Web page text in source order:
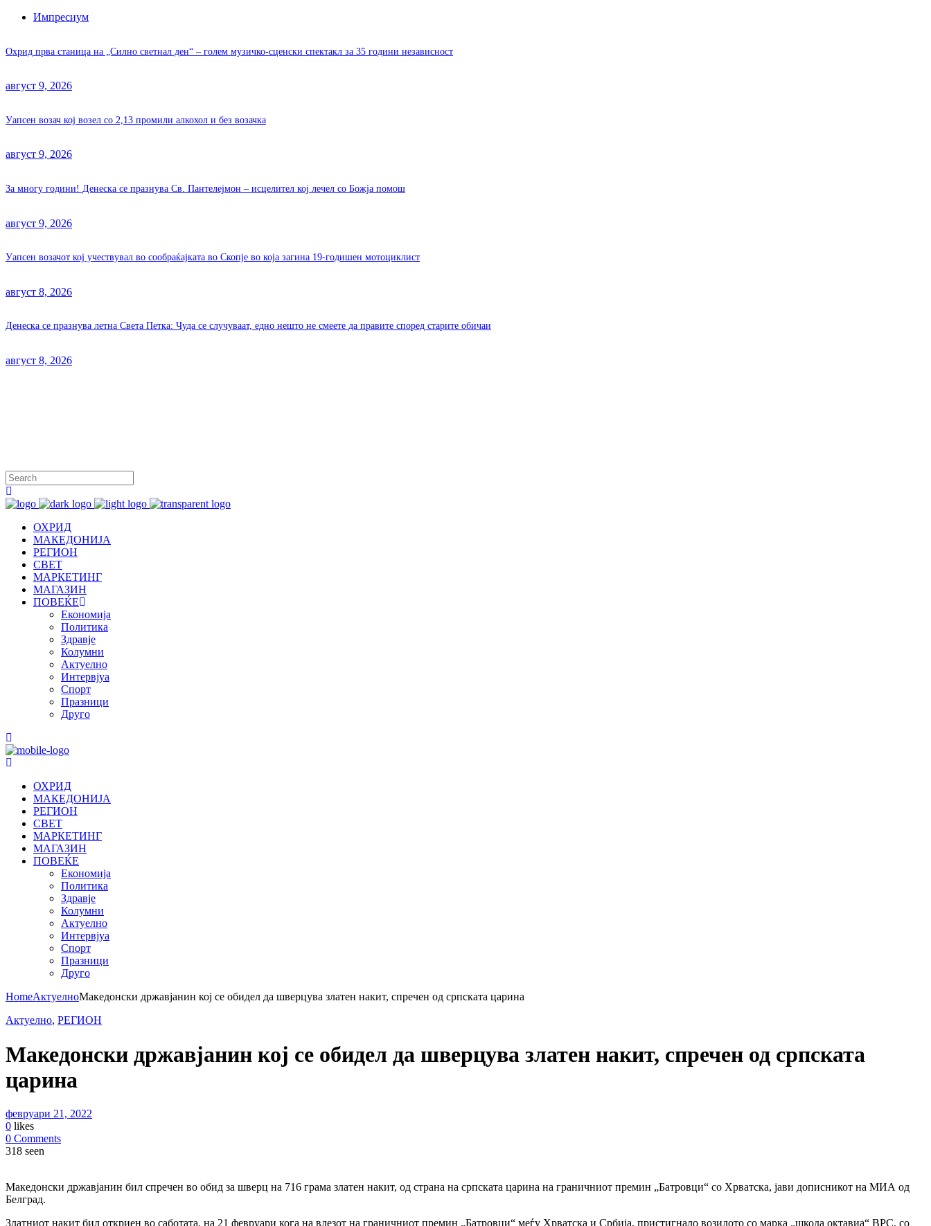
Импресиум
Охрид прва станица на „Силно светнал ден“ – голем музичко-сценски спектакл за 35 години независност
август 9, 2026
Уапсен возач кој возел со 2,13 промили алкохол и без возачка
август 9, 2026
За многу години! Денеска се празнува Св. Пантелејмон – исцелител кој лечел со Божја помош
август 9, 2026
Уапсен возачот кој учествувал во сообраќајката во Скопје во која загина 19-годишен мотоциклист
август 8, 2026
Денеска се празнува летна Света Петка: Чуда се случуваат, едно нешто не смеете да правите според старите обичаи
август 8, 2026
ОХРИД
МАКЕДОНИЈА
РЕГИОН
СВЕТ
МАРКЕТИНГ
МАГАЗИН
ПОВЕЌЕ
Економија
Политика
Здравје
Колумни
Актуелно
Интервјуа
Спорт
Празници
Друго
ОХРИД
МАКЕДОНИЈА
РЕГИОН
СВЕТ
МАРКЕТИНГ
МАГАЗИН
ПОВЕЌЕ
Економија
Политика
Здравје
Колумни
Актуелно
Интервјуа
Спорт
Празници
Друго
HomeАктуелноМакедонски државјанин кој се обидел да шверцува златен накит, спречен од српската царина
Актуелно, РЕГИОН
Македонски државјанин кој се обидел да шверцува златен накит, спречен од српската
царина
февруари 21, 2022
0 likes
0 Comments
318 seen
Македонски државјанин бил спречен во обид за шверц на 716 грама златен накит, од страна на српската царина на граничниот премин „Батровци“ со Хрватска, јави дописникот на МИА од
Белград.
Златниот накит бил откриен во саботата, на 21 февруари кога на влезот на граничниот премин „Батровци“ меѓу Хрватска и Србија, пристигнало возилото со марка „шкода октавиа“ ВРС, со